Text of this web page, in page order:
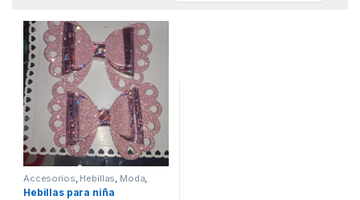
Accesorios Hebillas Moda
Mujer,
Hebillas para niña